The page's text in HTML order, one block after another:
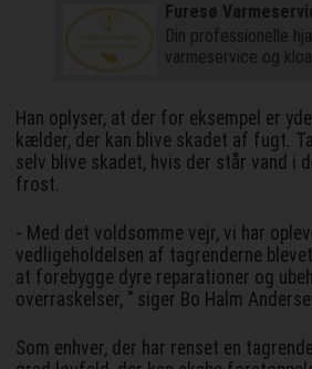
Furesø
Din professionelle
varmeservice og
Han oplyser, at der for eksempel er
kælder, der kan blive skadet af fugt.
selv blive skadet, hvis der står vand i
frost.
- Med det voldsomme vejr, vi har
vedligeholdelsen af tagrenderne
at forebygge dyre reparationer og
overraskelser, " siger Bo Halm
Som enhver, der har renset en